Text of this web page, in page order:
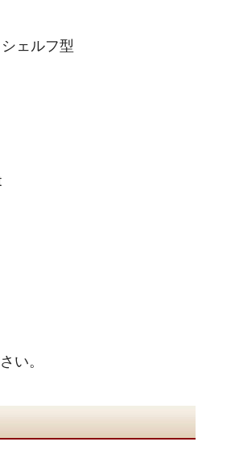
ェルフ型
い。